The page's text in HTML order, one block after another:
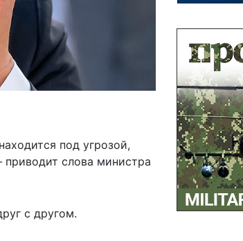
под угрозой,
приводит слова министра
с другом.